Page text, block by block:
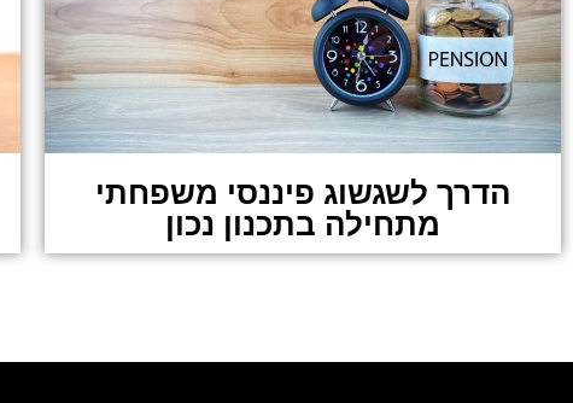
הדרך לשגשוג פיננסי משפחתי
מתחילה בתכנון נכון